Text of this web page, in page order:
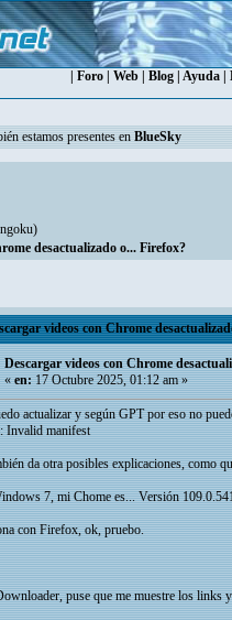
Foro Web Blog Ayuda
estamos presentes en BlueSky
)
desactualizado o... Firefox?
videos con Chrome
Descargar videos con Chrome
«en:17 Octubre 2025, 01:12 am »
actualizar y según GPT por eso no
Invalid manifest
da otra posibles explicaciones, como
7, mi Chome es... Versión
con Firefox, ok, pruebo.
puse que me muestre los links